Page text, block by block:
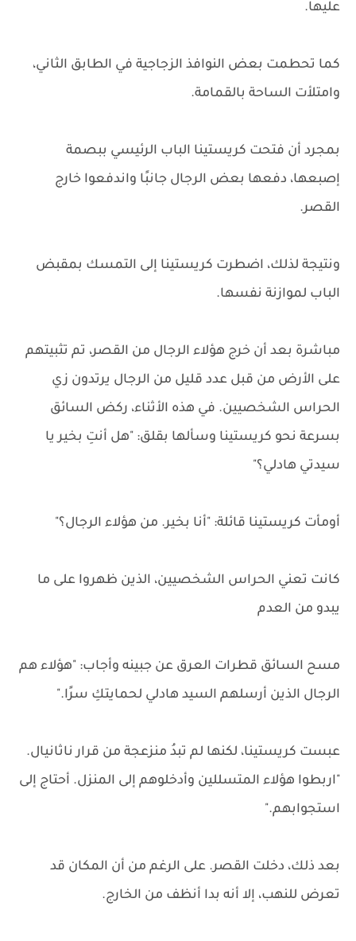
عليها.
كما تحطمت بعض النوافذ الزجاجية في الطابق الثاني،
وامتلأت الساحة بالقمامة.
بمجرد أن فتحت كريستينا الباب الرئيسي ببصمة
إصبعها، دفعها بعض الرجال جانبًا واندفعوا خارج
القصر.
ونتيجة لذلك، اضطرت كريستينا إلى التمسك بمقبض
الباب لموازنة نفسها.
مباشرة بعد أن خرج هؤلاء الرجال من القصر، تم تثبيتهم
على الأرض من قبل عدد قليل من الرجال يرتدون زي
الحراس الشخصيين. في هذه الأثناء، ركض السائق
بسرعة نحو كريستينا وسألها بقلق: "هل أنتِ بخير يا
سيدتي هادلي؟"
أومأت كريستينا قائلة: "أنا بخير. من هؤلاء الرجال؟"
كانت تعني الحراس الشخصيين، الذين ظهروا على ما
يبدو من العدم
مسح السائق قطرات العرق عن جبينه وأجاب: "هؤلاء هم
الرجال الذين أرسلهم السيد هادلي لحمايتكِ سرًا."
عبست كريستينا، لكنها لم تبدُ منزعجة من قرار ناثانيال.
"اربطوا هؤلاء المتسللين وأدخلوهم إلى المنزل. أحتاج إلى
استجوابهم."
بعد ذلك، دخلت القصر. على الرغم من أن المكان قد
تعرض للنهب، إلا أنه بدا أنظف من الخارج.